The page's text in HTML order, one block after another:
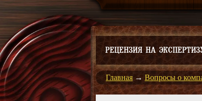
РЕЦЕНЗИЯ НА
Главная → Вопросы о